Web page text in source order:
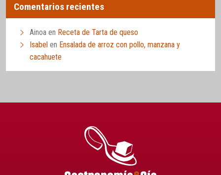
Comentarios recientes
Ainoa en Receta de Tarta de queso
Isabel en Ensalada de arroz con pollo, manzana y
cacahuete